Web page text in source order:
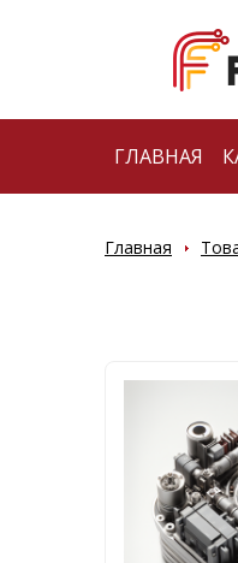
ГЛАВНАЯ
Главная